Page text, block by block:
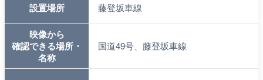
設置場所 藤登坂車線
映像から
確認できる場所・
名称
国道49号、藤登坂車線